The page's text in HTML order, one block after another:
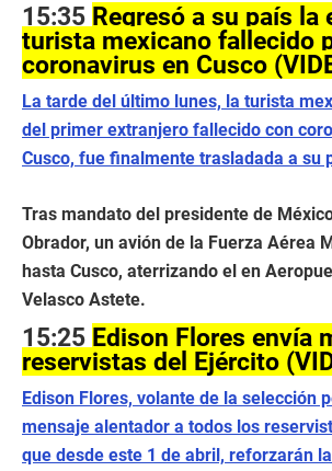
15:35 Regresó a su país la
turista mexicano fallecido
coronavirus en Cusco
La tarde del último lunes, la turista
del primer extranjero fallecido con
Cusco, fue finalmente trasladada a su
Tras mandato del presidente de
Obrador, un avión de la Fuerza Aérea
hasta Cusco, aterrizando el en
Velasco Astete.
15:25 Edison Flores envía
reservistas del Ejército
Edison Flores, volante de la selección
mensaje alentador a todos los
que desde este 1 de abril, reforzarán